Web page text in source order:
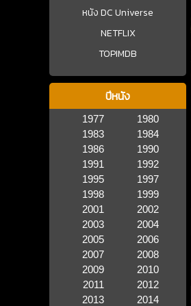
หนัง DC Universe
NETFLIX
TOPIMDB
ปีหนัง
1977
1980
1983
1984
1986
1990
1991
1992
1995
1997
1998
1999
2001
2002
2003
2004
2005
2006
2007
2008
2009
2010
2011
2012
2013
2014